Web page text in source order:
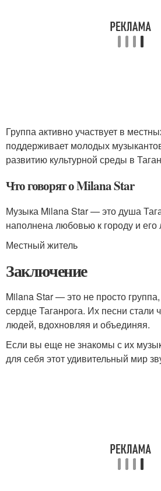
Группа активно участвует в
поддерживает молодых
развитию культурной среды в
Что говорят о Milana Star
Музыка Milana Star — это душа
наполнена любовью к городу и
Местный житель
Заключение
Milana Star — это не просто
сердце Таганрога. Их песни стали
людей, вдохновляя и объединяя.
Если вы еще не знакомы с их
для себя этот удивительный мир